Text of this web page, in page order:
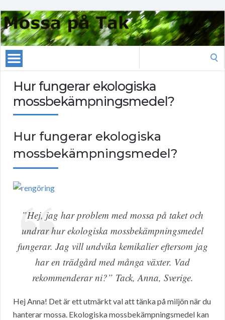
Hur fungerar ekologiska
mossbekämpningsmedel?
Hur fungerar ekologiska
mossbekämpningsmedel?
”Hej, jag har problem med mossa på taket och
undrar hur ekologiska mossbekämpningsmedel
fungerar. Jag vill undvika kemikalier eftersom jag
har en trädgård med många växter. Vad
rekommenderar ni?” Tack, Anna, Sverige.
Hej Anna! Det är ett utmärkt val att tänka på miljön när du
hanterar mossa. Ekologiska mossbekämpningsmedel kan